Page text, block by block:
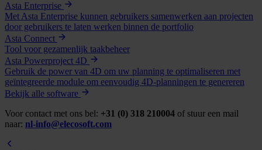
Asta Enterprise
Met Asta Enterprise kunnen gebruikers samenwerken aan projecten
door gebruikers te laten werken binnen de portfolio
Asta Connect
Tool voor gezamenlijk taakbeheer
Asta Powerproject 4D
Gebruik de power van 4D om uw planning te optimaliseren met
geïntegreerde module om eenvoudig 4D-planningen te genereren
Bekijk alle software
Voor contact met ons bel: +31 (0) 318 210004 of stuur een mail
naar: nl-info@elecosoft.com